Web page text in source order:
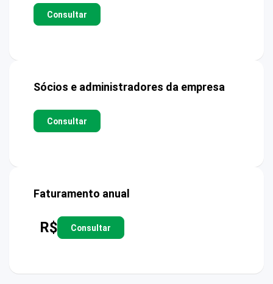
Consultar
Sócios e administradores da empresa
Consultar
Faturamento anual
R$ Consultar